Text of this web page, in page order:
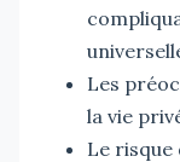
Les
la vie
Le